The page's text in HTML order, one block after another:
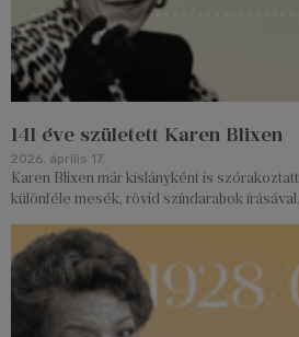
141 éve született Karen Blixen
2026. április 17.
Karen Blixen már kislányként is
különféle mesék, rövid színdarabok írásával.